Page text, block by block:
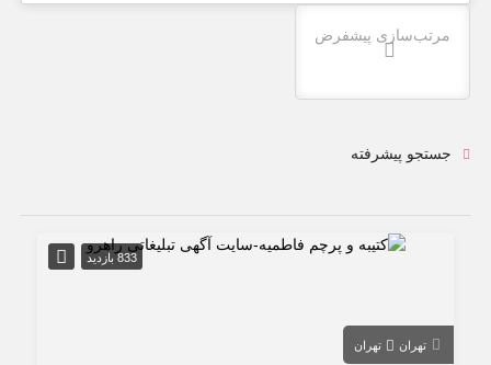
مرتب‌سازی پیشفرض
جستجو پیشرفته
833 بازدید
تهران تهران